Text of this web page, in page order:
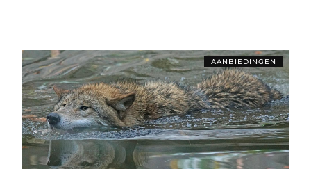
AANBIEDINGEN